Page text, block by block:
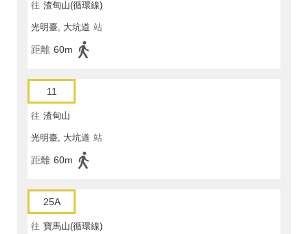
往 渣甸山(循環線)
光明臺, 大坑道 站
距離 60m
11
往 渣甸山
光明臺, 大坑道 站
距離 60m
25A
往 寶馬山(循環線)